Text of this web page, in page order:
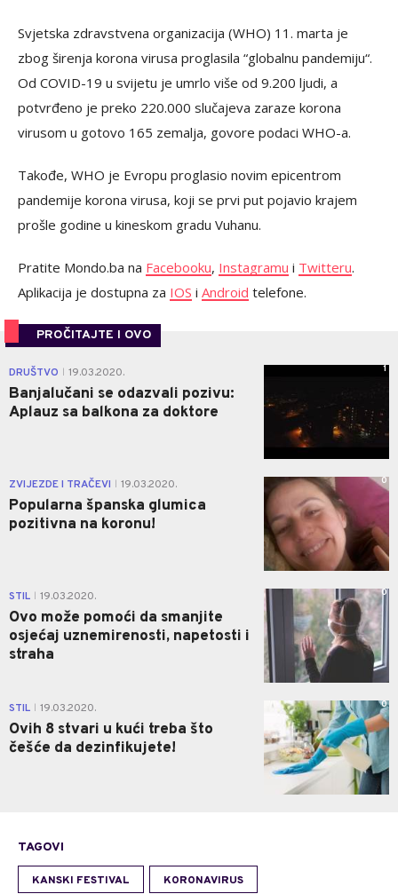
Svjetska zdravstvena organizacija (WHO) 11. marta je
zbog širenja korona virusa proglasila “globalnu pandemiju“.
Od COVID-19 u svijetu je umrlo više od 9.200 ljudi, a
potvrđeno je preko 220.000 slučajeva zaraze korona
virusom u gotovo 165 zemalja, govore podaci WHO-a.
Takođe, WHO je Evropu proglasio novim epicentrom
pandemije korona virusa, koji se prvi put pojavio krajem
prošle godine u kineskom gradu Vuhanu.
Pratite Mondo.ba na Facebooku, Instagramu i Twitteru.
Aplikacija je dostupna za IOS i Android telefone.
PROČITAJTE I OVO
DRUŠTVO 19.03.2020.
Banjalučani se odazvali pozivu:
Aplauz sa balkona za doktore
1
ZVIJEZDE I TRAČEVI 19.03.2020.
Popularna španska glumica
pozitivna na koronu!
0
STIL 19.03.2020.
Ovo može pomoći da smanjite
osjećaj uznеmirеnоsti, nаpеtоsti i
strаhа
0
STIL 19.03.2020.
Ovih 8 stvari u kući treba što
češće da dezinfikujete!
0
TAGOVI
KANSKI FESTIVAL KORONAVIRUS